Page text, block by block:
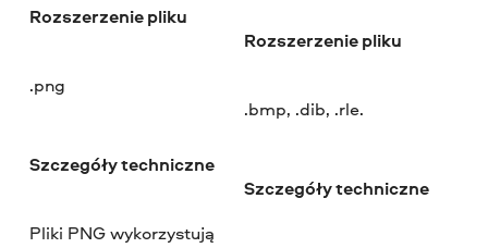
Rozszerzenie pliku
.png
Szczegóły techniczne
Pliki PNG wykorzystują
Rozszerzenie pliku
.bmp, .dib, .rle.
Szczegóły techniczne